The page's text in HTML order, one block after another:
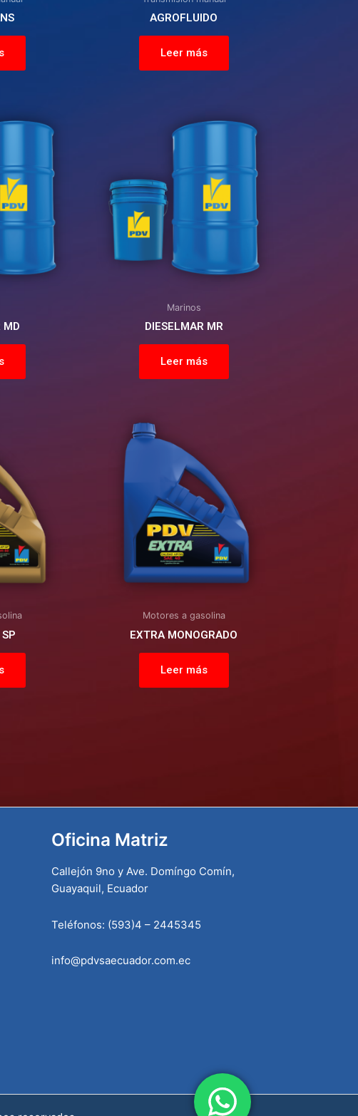
AGROFLUIDO
Leer más
MD
Marinos
DIESELMAR MR
Leer más
Motores a gasolina
EXTRA MONOGRADO
Leer más
Oficina Matriz
Callejón 9no y Ave. Domíngo Comín,
Guayaquil, Ecuador
Teléfonos: (593)4 – 2445345
info@pdvsaecuador.com.ec